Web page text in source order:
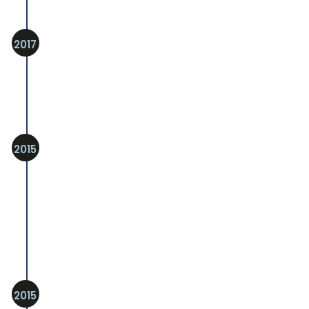
2017
2015
2015